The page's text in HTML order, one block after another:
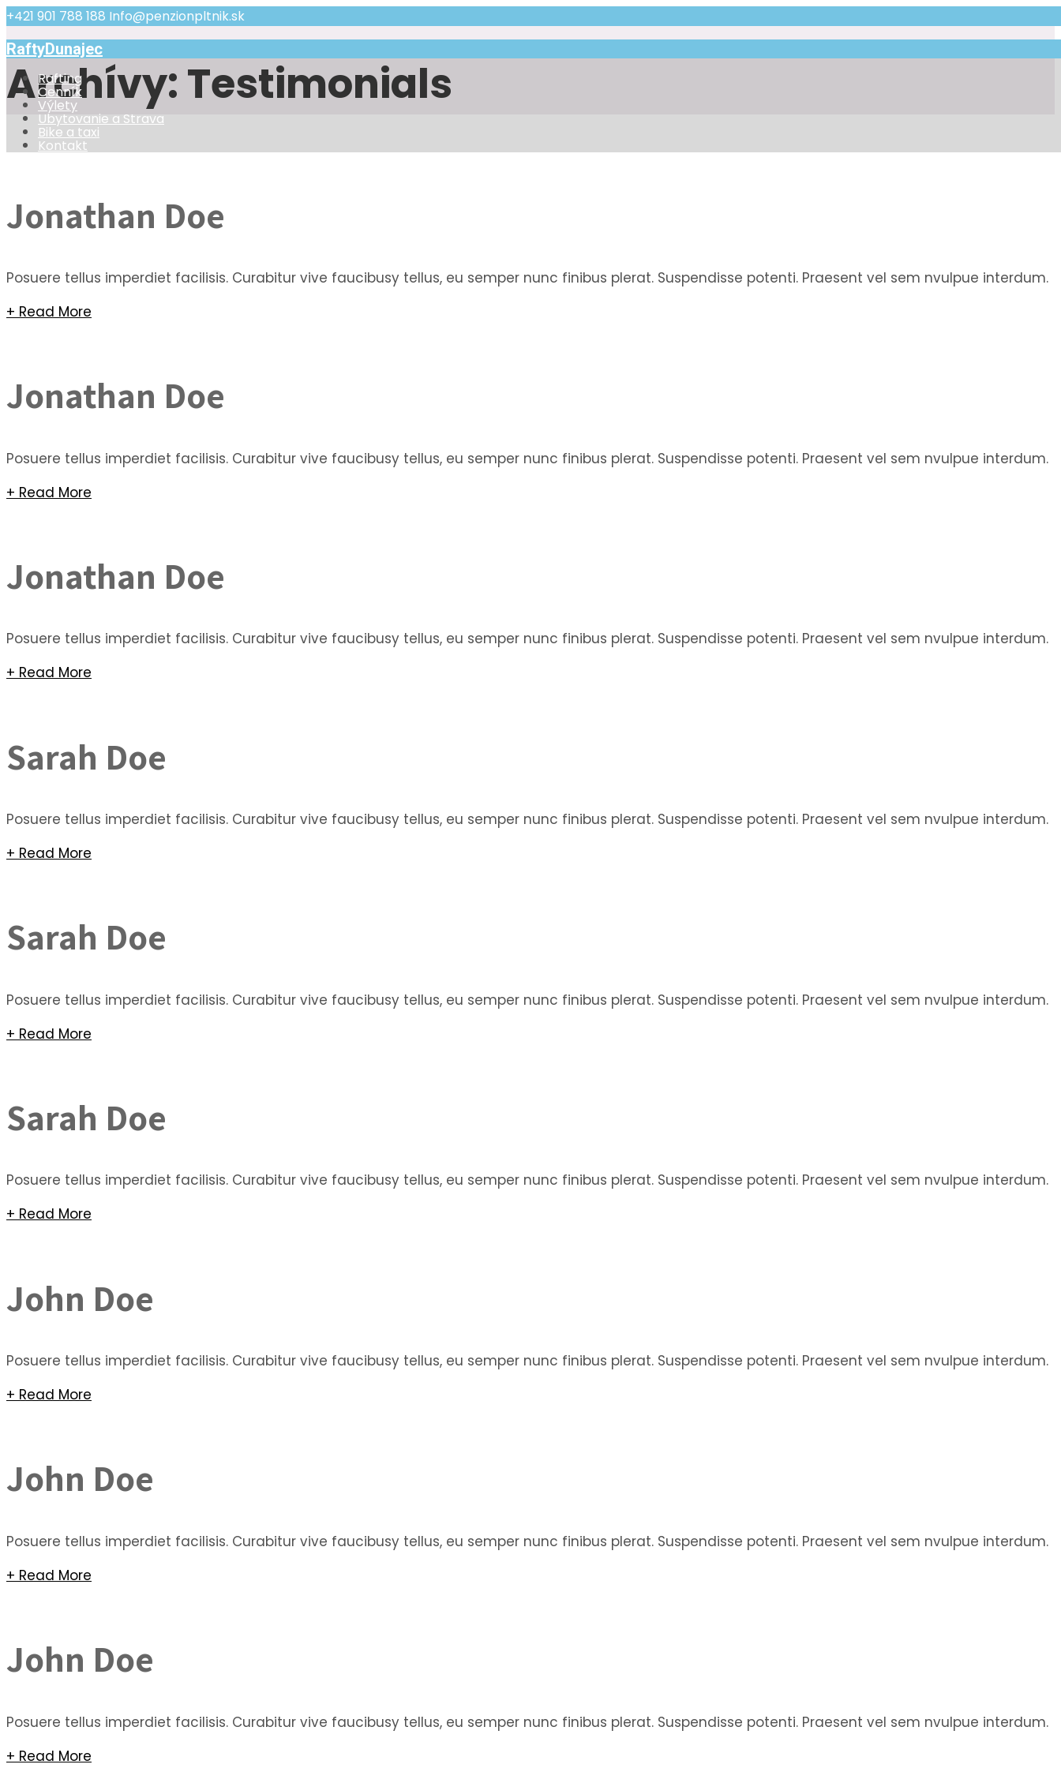
+421 901 788 188 Info@penzionpltnik.sk
RaftyDunajec
Rafting
Cenník
Výlety
Ubytovanie a Strava
Bike a taxi
Kontakt
Archívy:Testimonials
Jonathan Doe
Posuere tellus imperdiet facilisis. Curabitur vive faucibusy tellus, eu semper nunc finibus plerat. Suspendisse potenti. Praesent vel sem nvulpue interdum.
+ Read More
Jonathan Doe
Posuere tellus imperdiet facilisis. Curabitur vive faucibusy tellus, eu semper nunc finibus plerat. Suspendisse potenti. Praesent vel sem nvulpue interdum.
+ Read More
Jonathan Doe
Posuere tellus imperdiet facilisis. Curabitur vive faucibusy tellus, eu semper nunc finibus plerat. Suspendisse potenti. Praesent vel sem nvulpue interdum.
+ Read More
Sarah Doe
Posuere tellus imperdiet facilisis. Curabitur vive faucibusy tellus, eu semper nunc finibus plerat. Suspendisse potenti. Praesent vel sem nvulpue interdum.
+ Read More
Sarah Doe
Posuere tellus imperdiet facilisis. Curabitur vive faucibusy tellus, eu semper nunc finibus plerat. Suspendisse potenti. Praesent vel sem nvulpue interdum.
+ Read More
Sarah Doe
Posuere tellus imperdiet facilisis. Curabitur vive faucibusy tellus, eu semper nunc finibus plerat. Suspendisse potenti. Praesent vel sem nvulpue interdum.
+ Read More
John Doe
Posuere tellus imperdiet facilisis. Curabitur vive faucibusy tellus, eu semper nunc finibus plerat. Suspendisse potenti. Praesent vel sem nvulpue interdum.
+ Read More
John Doe
Posuere tellus imperdiet facilisis. Curabitur vive faucibusy tellus, eu semper nunc finibus plerat. Suspendisse potenti. Praesent vel sem nvulpue interdum.
+ Read More
John Doe
Posuere tellus imperdiet facilisis. Curabitur vive faucibusy tellus, eu semper nunc finibus plerat. Suspendisse potenti. Praesent vel sem nvulpue interdum.
+ Read More